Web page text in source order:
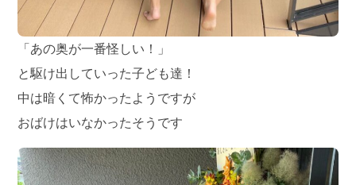
「あの奥が一番怪しい！」
と駆け出していった子ども達！
中は暗くて怖かったようですが
おばけはいなかったそうです